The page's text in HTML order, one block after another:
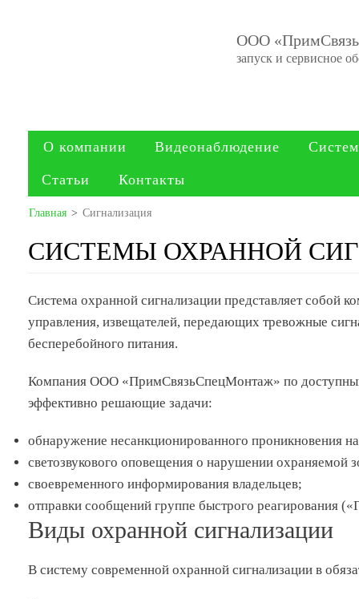
ООО
запуск и сервисное
О компании Видеонаблюдение
Статьи Контакты
Главная > Сигнализация
СИСТЕМЫ ОХРАННОЙ
Система охранной сигнализации представляет собой
управления, извещателей, передающих тревожные
бесперебойного питания.
Компания ООО «ПримСвязьСпецМонтаж» по доступным
эффективно решающие задачи:
обнаружение несанкционированного проникновения
светозвукового оповещения о нарушении охраняемой
своевременного информирования владельцев;
отправки сообщений группе быстрого реагирования
Виды охранной сигнализации
В систему современной охранной сигнализации в